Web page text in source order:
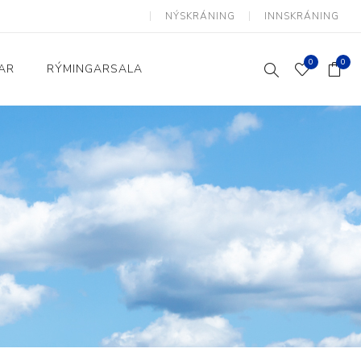
NÝSKRÁNING INNSKRÁNING
Heimili og skrifstofa
Baðherbergi
Eldhús
Lyftihægindastólar
Stólar og vinnuvernd
Athafnir daglegs lífs
RÝMINGARSALA 0 0